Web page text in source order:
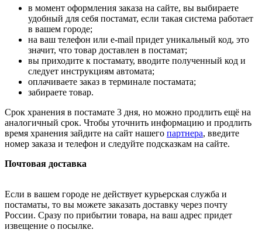
в момент оформления заказа на сайте, вы выбираете
удобный для себя постамат, если такая система работает
в вашем городе;
на ваш телефон или e-mail придет уникальный код, это
значит, что товар доставлен в постамат;
вы приходите к постамату, вводите полученный код и
следует инструкциям автомата;
оплачиваете заказ в терминале постамата;
забираете товар.
Срок хранения в постамате 3 дня, но можно продлить ещё на
аналогичный срок. Чтобы уточнить информацию и продлить
время хранения зайдите на сайт нашего партнера, введите
номер заказа и телефон и следуйте подсказкам на сайте.
Почтовая доставка
Если в вашем городе не действует курьерская служба и
постаматы, то вы можете заказать доставку через почту
России. Сразу по прибытии товара, на ваш адрес придет
извещение о посылке.